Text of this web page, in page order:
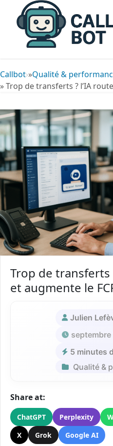
Callbot »Qualité &
» Trop de transferts ? l’IA
Trop de transferts
et augmente le
Julien
5 minutes
Qualité &
Share at:
ChatGPT Perplexity
X
Grok Google AI